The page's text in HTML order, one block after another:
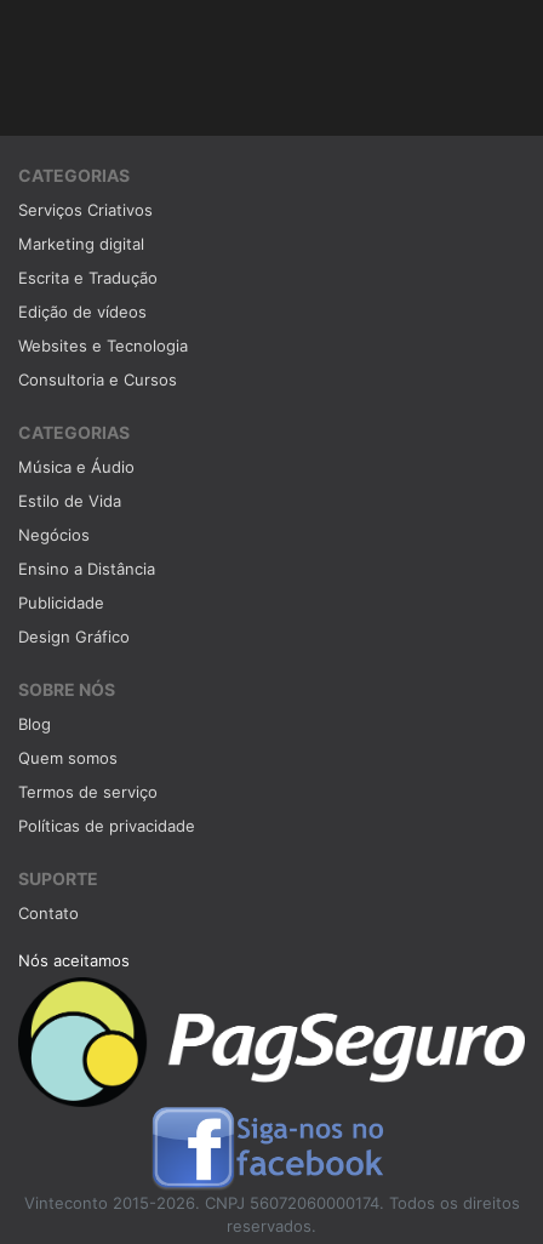
CATEGORIAS
Serviços Criativos
Marketing digital
Escrita e Tradução
Edição de vídeos
Websites e Tecnologia
Consultoria e Cursos
CATEGORIAS
Música e Áudio
Estilo de Vida
Negócios
Ensino a Distância
Publicidade
Design Gráfico
SOBRE NÓS
Blog
Quem somos
Termos de serviço
Políticas de privacidade
SUPORTE
Contato
Nós aceitamos
Vinteconto 2015-2026. CNPJ 56072060000174. Todos os direitos
reservados.